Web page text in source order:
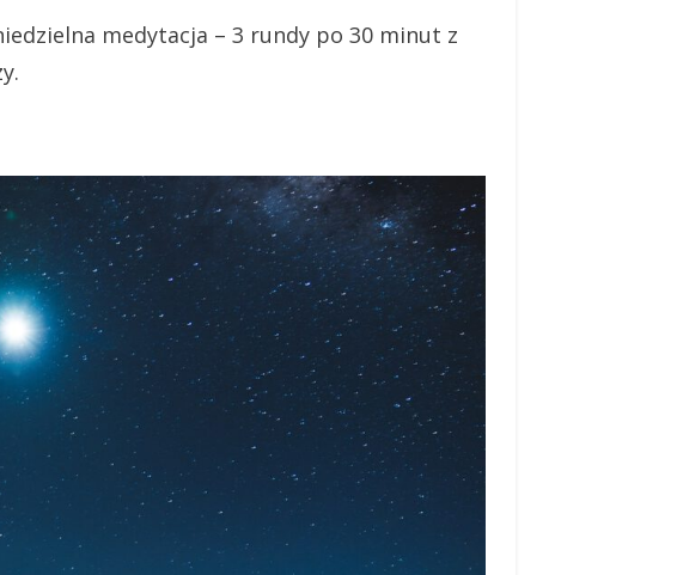
medytacja – 3 rundy po 30 minut z